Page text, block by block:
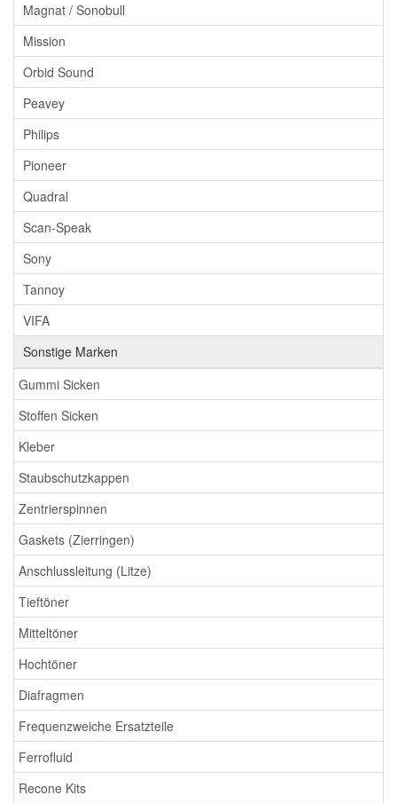
Magnat / Sonobull
Mission
Orbid Sound
Peavey
Philips
Pioneer
Quadral
Scan-Speak
Sony
Tannoy
VIFA
Sonstige Marken
Gummi Sicken
Stoffen Sicken
Kleber
Staubschutzkappen
Zentrierspinnen
Gaskets (Zierringen)
Anschlussleitung (Litze)
Tieftöner
Mitteltöner
Hochtöner
Diafragmen
Frequenzweiche Ersatzteile
Ferrofluid
Recone Kits